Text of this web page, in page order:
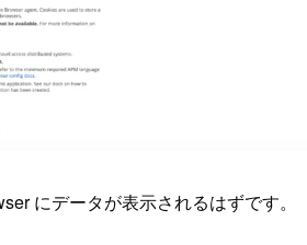
にデータが表示されるはずです。